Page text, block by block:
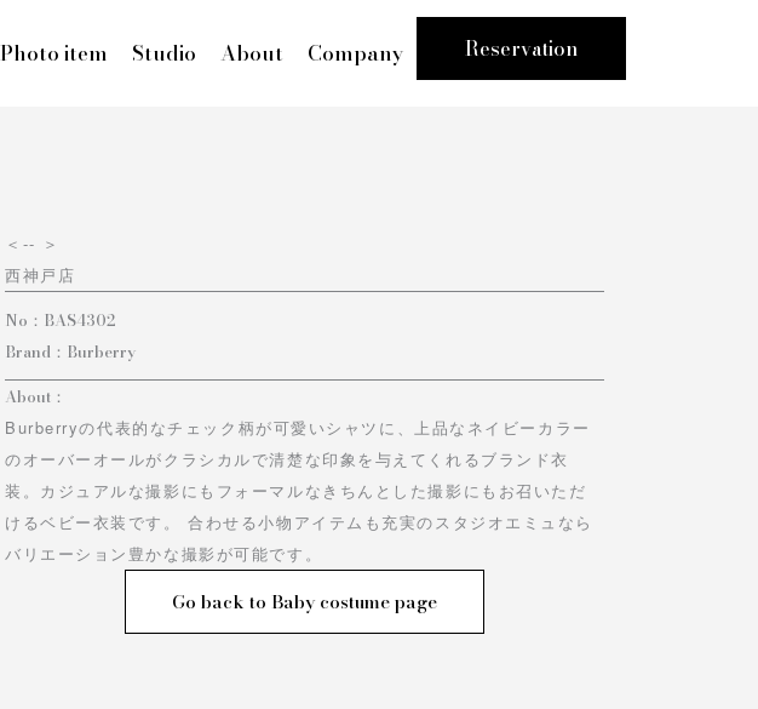
Photo item Studio About Company Reservation
＜ -- ＞
西神戸店
No： BAS4302
Brand： Burberry
About：
Burberryの代表的なチェック柄が可愛いシャツに、上品なネイビーカラー
のオーバーオールがクラシカルで清楚な印象を与えてくれるブランド衣
装。カジュアルな撮影にもフォーマルなきちんとした撮影にもお召いただ
けるベビー衣装です。 合わせる小物アイテムも充実のスタジオエミュなら
バリエーション豊かな撮影が可能です。
Go back to Baby costume page